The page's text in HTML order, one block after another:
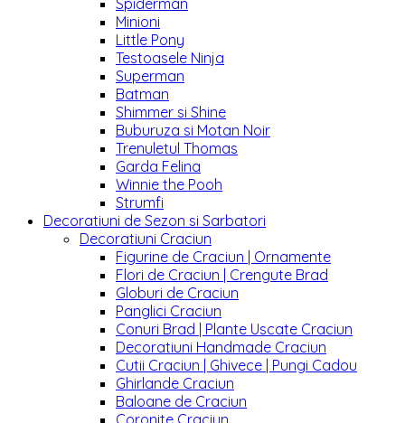
Spiderman
Minioni
Little Pony
Testoasele Ninja
Superman
Batman
Shimmer si Shine
Buburuza si Motan Noir
Trenuletul Thomas
Garda Felina
Winnie the Pooh
Strumfi
Decoratiuni de Sezon si Sarbatori
Decoratiuni Craciun
Figurine de Craciun | Ornamente
Flori de Craciun | Crengute Brad
Globuri de Craciun
Panglici Craciun
Conuri Brad | Plante Uscate Craciun
Decoratiuni Handmade Craciun
Cutii Craciun | Ghivece | Pungi Cadou
Ghirlande Craciun
Baloane de Craciun
Coronite Craciun